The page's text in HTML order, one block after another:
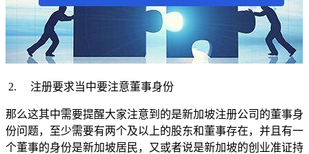
2. 注册要求当中要注意董事身份
那么这其中需要提醒大家注意到的是新加坡注册公司的董事身
份问题，至少需要有两个及以上的股东和董事存在，并且有一
个董事的身份是新加坡居民，又或者说是新加坡的创业准证持